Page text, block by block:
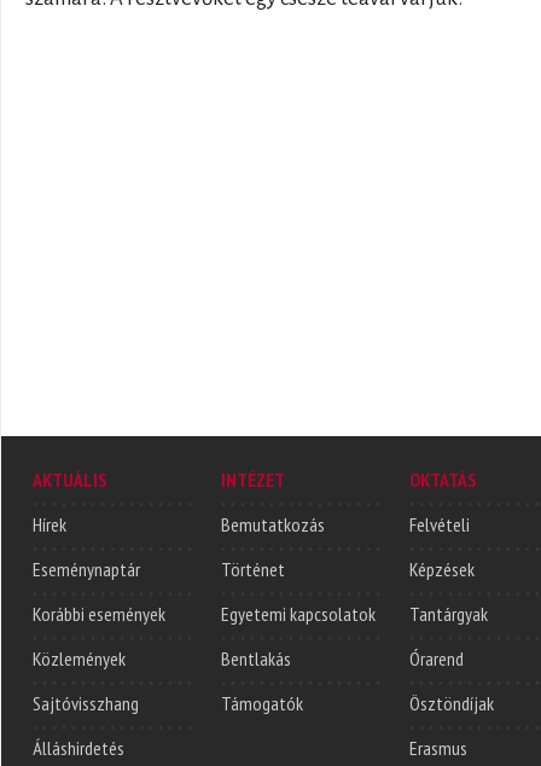
AKTUÁLIS
Hírek
Eseménynaptár
Korábbi események
Közlemények
Sajtóvisszhang
Álláshirdetés
INTÉZET
Bemutatkozás
Történet
Egyetemi kapcsolatok
Bentlakás
Támogatók
OKTATÁS
Felvételi
Képzések
Tantárgyak
Órarend
Ösztöndíjak
Erasmus